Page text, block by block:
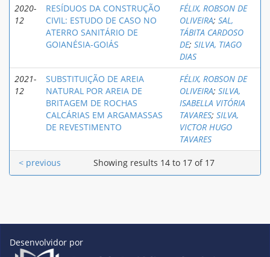
2020-
12
RESÍDUOS DA CONSTRUÇÃO
CIVIL: ESTUDO DE CASO NO
ATERRO SANITÁRIO DE
GOIANÉSIA-GOIÁS
FÉLIX, ROBSON DE
OLIVEIRA; SAL,
TÁBITA CARDOSO
DE; SILVA, TIAGO
DIAS
2021-
12
SUBSTITUIÇÃO DE AREIA
NATURAL POR AREIA DE
BRITAGEM DE ROCHAS
CALCÁRIAS EM ARGAMASSAS
DE REVESTIMENTO
FÉLIX, ROBSON DE
OLIVEIRA; SILVA,
ISABELLA VITÓRIA
TAVARES; SILVA,
VICTOR HUGO
TAVARES
Showing results 14 to 17 of 17
< previous
Desenvolvidor por